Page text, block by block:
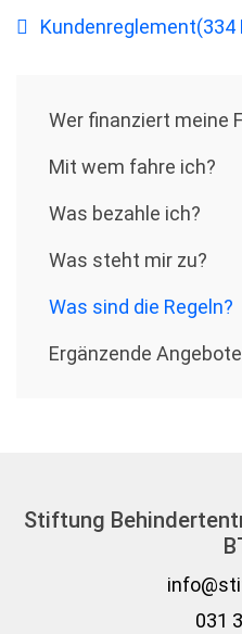
pdf
Kundenreglement(334
Wer ﬁnanziert meine
Mit wem fahre ich?
Was bezahle ich?
Was steht mir zu?
Was sind die Regeln?
Ergänzende
Stiftung
031